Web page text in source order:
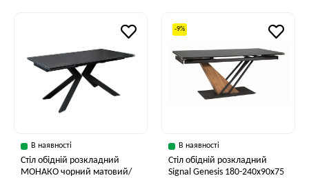
В наявності
Стіл обідній розкладний
МОНАКО чорний матовий/
-9%
В наявності
Стіл обідній розкладний
Signal Genesis 180-240x90x75